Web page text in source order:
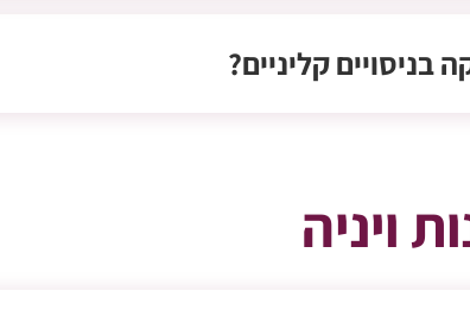
בניסויים קליניים?
ויניה